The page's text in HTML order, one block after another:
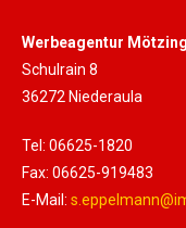
Werbeagentur
Schulrain 8
36272 Niederaula
Tel: 06625-1820
Fax: 06625-919483
E-Mail: